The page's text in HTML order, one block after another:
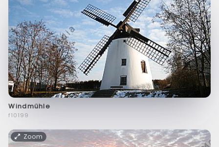
Windmühle
f10199
Zoom